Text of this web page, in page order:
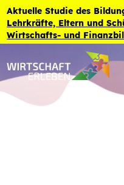
Zum Inhalt der Seite springen
Aktuelle Studie des
Lehrkräfte, Eltern und
Wirtschafts- und